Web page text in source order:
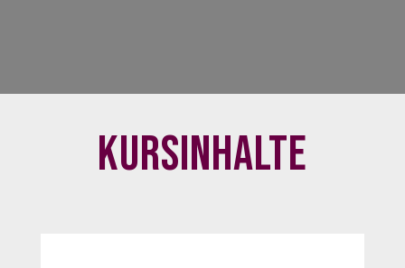
Kursinhalte